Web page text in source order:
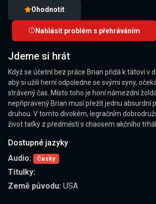
Ohodnotit
Nahlásit problém s přehráváním
Jdeme si hrát
Když se účetní bez práce Brian přidá k tátovi v
aby si užili herní odpoledne se svými syny,
strávený čas. Místo toho je honí námezdní
nepřipravený Brian musí přežít jednu absurdní
druhou. V tomto divokém, legračním
život taťky z předměstí s chaosem akčního
Dostupné jazyky
Audio:
Česky
Titulky:
Země původu: USA